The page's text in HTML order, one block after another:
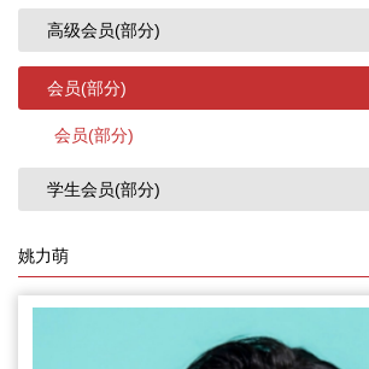
高级会员(部分)
会员(部分)
会员(部分)
学生会员(部分)
姚力萌